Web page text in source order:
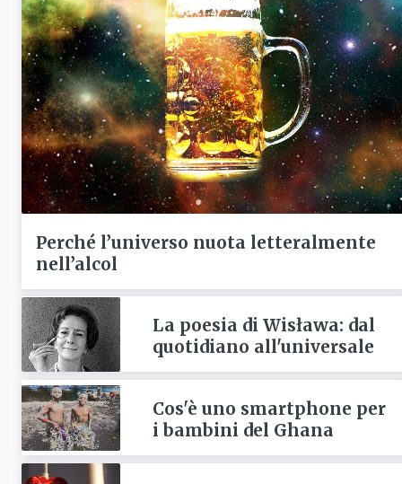
Perché l’universo nuota letteralmente
nell’alcol
La poesia di Wisława: dal
quotidiano all'universale
Cos'è uno smartphone per
i bambini del Ghana